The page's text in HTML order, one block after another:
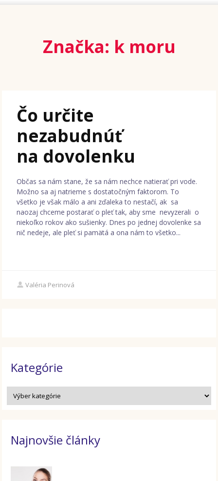
Značka: k moru
Čo určite
nezabudnúť
na dovolenku
Občas sa nám stane, že sa nám nechce natierať pri vode.
Možno sa aj natrieme s dostatočným faktorom. To
všetko je však málo a ani zďaleka to nestačí, ak sa
naozaj chceme postarať o pleť tak, aby sme nevyzerali o
niekoľko rokov ako sušienky. Dnes po jednej dovolenke sa
nič nedeje, ale pleť si pamätá a ona nám to všetko...
Valéria Perinová
Kategórie
Najnovšie články